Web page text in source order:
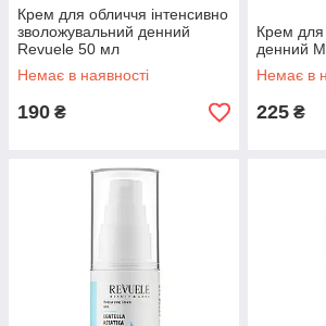
Крем для обличчя інтенсивно
зволожувальний денний
Revuele 50 мл
Немає в наявності
190 ₴
Крем
денний
Немає в
225 ₴